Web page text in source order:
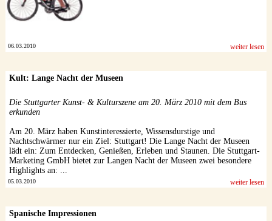
06.03.2010 weiter lesen
Kult: Lange Nacht der Museen
Die Stuttgarter Kunst- & Kulturszene am 20. März 2010 mit dem Bus
erkunden
Am 20. März haben Kunstinteressierte, Wissensdurstige und
Nachtschwärmer nur ein Ziel: Stuttgart! Die Lange Nacht der Museen
lädt ein: Zum Entdecken, Genießen, Erleben und Staunen. Die Stuttgart-
Marketing GmbH bietet zur Langen Nacht der Museen zwei besondere
Highlights an: ...
05.03.2010 weiter lesen
Spanische Impressionen